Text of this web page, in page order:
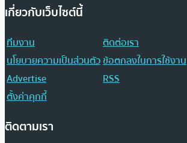
เกี่ยวกับเว็บไซต์นี้
ทีมงาน
ติดต่อเรา
นโยบายความเป็นส่วนตัวข้อตกลงในการใช้งาน
Advertise
RSS
ตั้งค่าคุกกี้
ติดตามเรา